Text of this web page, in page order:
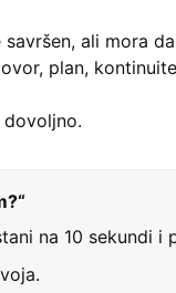
ali mora
plan,
na 10 sekundi i